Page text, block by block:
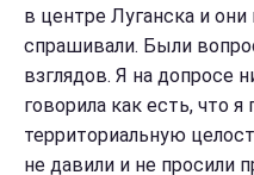
в центре Луганска и
спрашивали. Были
взглядов. Я на допросе
говорила как есть, что
территориальную
не давили и не просили